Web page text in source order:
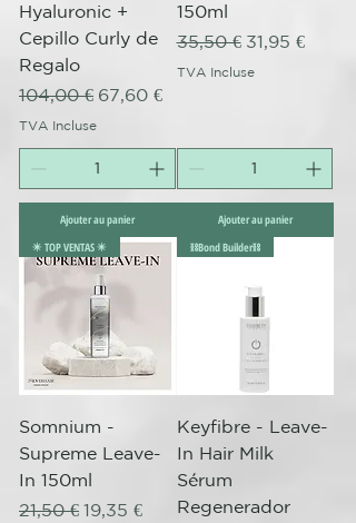
Hyaluronic +
Cepillo Curly de
Regalo
Prix original
104,00 € Prix promotionnel
67,60 €
TVA Incluse
Ajouter au panier
150ml
Prix original
35,50 € Prix
31,95 €
TVA Incluse
Ajouter au panier
✴️ TOP VENTAS ✴️
Somnium -
Supreme Leave-
In 150ml
Prix original
21,50 € Prix promotionnel
19,35 €
⛓️Bond Builder⛓️
Keyfibre - Leave-
In Hair Milk
Sérum
Regenerador